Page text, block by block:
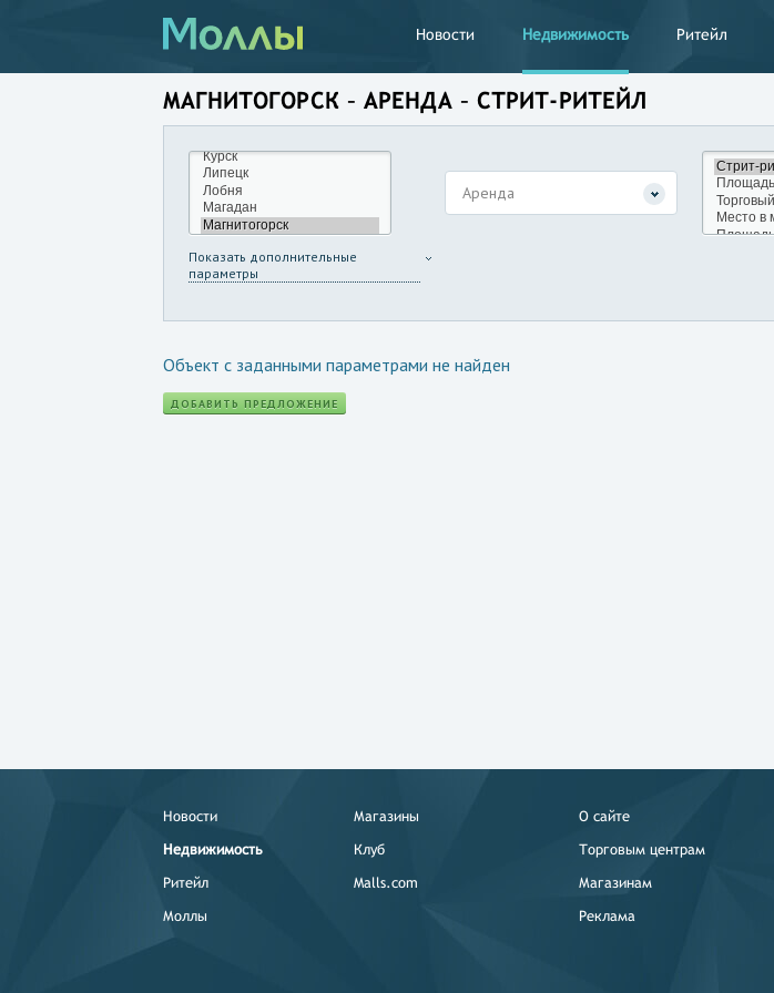
Новости Недвижимость Ритейл
МАГНИТОГОРСК – АРЕНДА – СТРИТ-РИТЕЙЛ
Аренда
Показать дополнительные
параметры
Объект с заданными параметрами не найден
ДОБАВИТЬ ПРЕДЛОЖЕНИЕ
Новости
Недвижимость
Ритейл
Моллы
Магазины
Клуб
Malls.com
О сайте
Торговым центрам
Магазинам
Реклама